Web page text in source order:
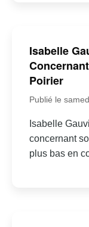
Isabelle
Poirier
Publié le
Isabelle
concernant
plus bas en